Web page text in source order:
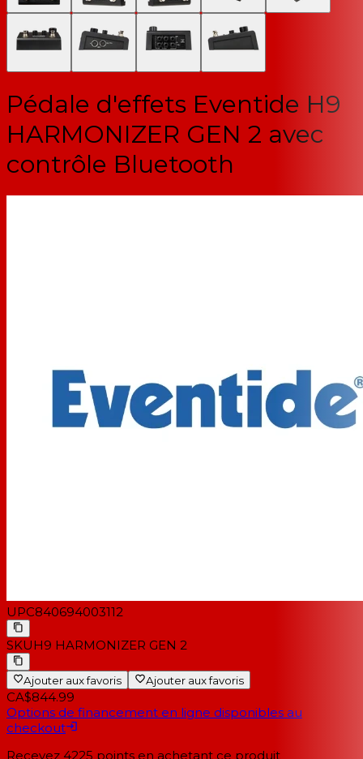
Pédale d'effets Eventide H9
HARMONIZER GEN 2 avec
contrôle Bluetooth
UPC840694003112
SKUH9 HARMONIZER GEN 2
Ajouter aux favoris Ajouter aux favoris
CA$844.99
Options de financement en ligne disponibles au
checkout
Recevez 4225 points en achetant ce produit